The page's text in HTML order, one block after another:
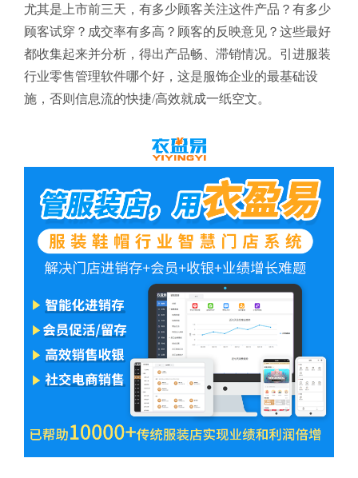
尤其是上市前三天，有多少顾客关注这件产品？有多少
顾客试穿？成交率有多高？顾客的反映意见？这些最好
都收集起来并分析，得出产品畅、滞销情况。引进服装
行业零售管理软件哪个好 ，这是服饰企业的最基础设
施，否则信息流的快捷/高效就成一纸空文。